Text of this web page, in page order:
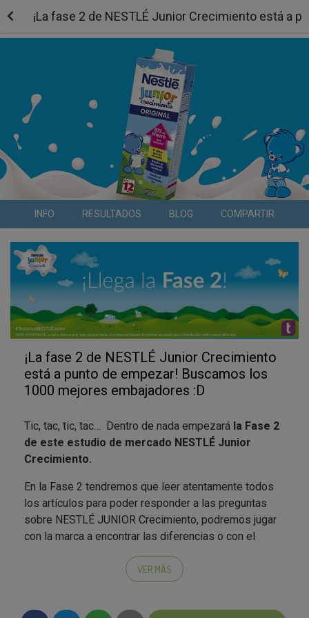
¡La fase 2 de NESTLÉ Junior Crecimiento está a
INFO RESULTADOS BLOG COMPARTIR
¡La fase 2 de NESTLÉ Junior Crecimiento
está a punto de empezar! Buscamos los
1000 mejores embajadores :D
Tic, tac, tic, tac… Dentro de nada empezará la Fase 2
de este estudio de mercado NESTLÉ Junior
Crecimiento.
En la Fase 2 tendremos que leer atentamente todos
los artículos para poder responder a las preguntas
sobre NESTLÉ JUNIOR Crecimiento, podremos jugar
con la marca a encontrar las diferencias o con el
pendientes del reto del cool hunter, a ver qué es lo
que tendremos que cazar con nuestras cámaras esta
VER MÁS